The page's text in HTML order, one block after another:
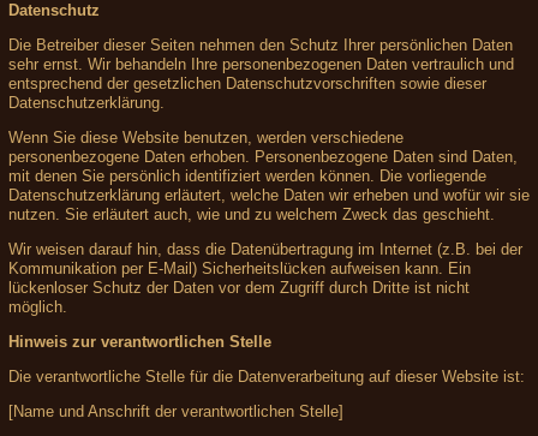
Datenschutz
Die Betreiber dieser Seiten nehmen den Schutz Ihrer persönlichen Daten
sehr ernst. Wir behandeln Ihre personenbezogenen Daten vertraulich und
entsprechend der gesetzlichen Datenschutzvorschriften sowie dieser
Datenschutzerklärung.
Wenn Sie diese Website benutzen, werden verschiedene
personenbezogene Daten erhoben. Personenbezogene Daten sind Daten,
mit denen Sie persönlich identifiziert werden können. Die vorliegende
Datenschutzerklärung erläutert, welche Daten wir erheben und wofür wir sie
nutzen. Sie erläutert auch, wie und zu welchem Zweck das geschieht.
Wir weisen darauf hin, dass die Datenübertragung im Internet (z.B. bei der
Kommunikation per E-Mail) Sicherheitslücken aufweisen kann. Ein
lückenloser Schutz der Daten vor dem Zugriff durch Dritte ist nicht
möglich.
Hinweis zur verantwortlichen Stelle
Die verantwortliche Stelle für die Datenverarbeitung auf dieser Website ist:
[Name und Anschrift der verantwortlichen Stelle]